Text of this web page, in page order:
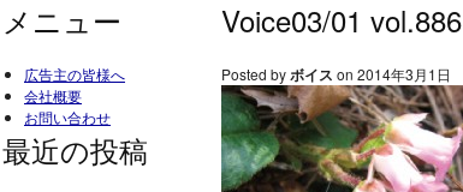
メニュー
広告主の皆様へ
会社概要
お問い合わせ
最近の投稿
Voice03/01 vol.886
Posted byボイス on 2014年3月1日